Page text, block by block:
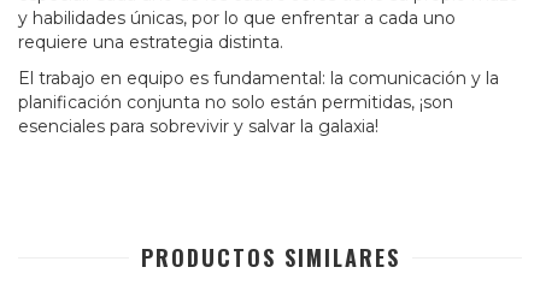
y habilidades únicas, por lo que enfrentar a cada uno
requiere una estrategia distinta.
El trabajo en equipo es fundamental: la comunicación y la
planificación conjunta no solo están permitidas, ¡son
esenciales para sobrevivir y salvar la galaxia!
PRODUCTOS SIMILARES